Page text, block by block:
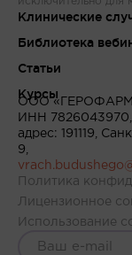
Клинические
Библиотека
Статьи
Курсы
ООО
ИНН 7826043970,
адрес: 191119,
9,
Политика
Лицензионное
Использование